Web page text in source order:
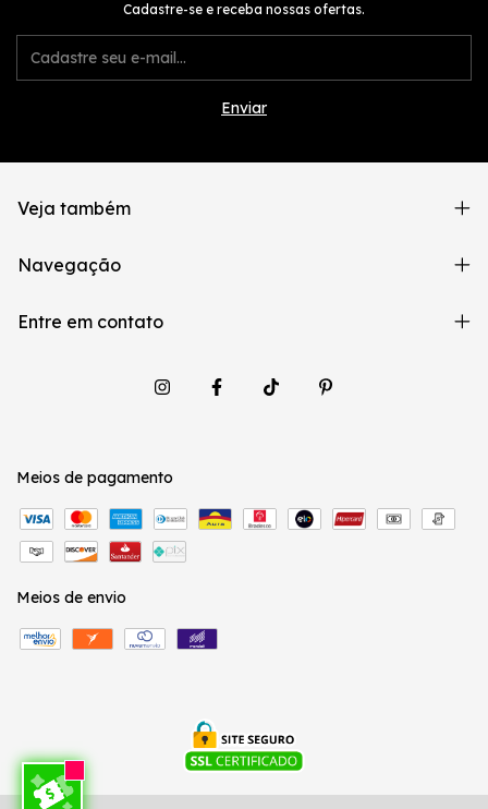
Cadastre-se e receba nossas ofertas.
Veja também
Navegação
Entre em contato
Meios de pagamento
Meios de envio